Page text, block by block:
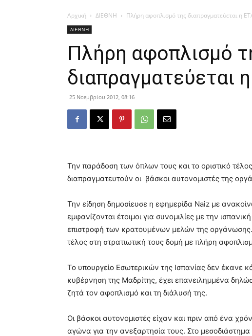
Αρχική ΔΙΕΘΝΗ Πλήρη αφοπλισμό της διαπραγματεύεται η
ΔΙΕΘΝΗ
Πλήρη αφοπλισμό
διαπραγματεύεται
25 Νοεμβρίου 2012, 08:16
Την παράδοση των όπλων τους και το οριστικό
διαπραγματευτούν οι βάσκοι αυτονομιστές της
Την είδηση δημοσίευσε η εφημερίδα Naiz με
εμφανίζονται έτοιμοι για συνομιλίες με την
επιστροφή των κρατουμένων μελών της
τέλος στη στρατιωτική τους δομή με πλήρη
Το υπουργείο Εσωτερικών της Ισπανίας δεν έκανε
κυβέρνηση της Μαδρίτης, έχει επανειλημμένα
ζητά τον αφοπλισμό και τη διάλυσή της.
Οι βάσκοι αυτονομιστές είχαν και πριν από ένα
αγώνα για την ανεξαρτησία τους. Στο μεσοδιάστημα